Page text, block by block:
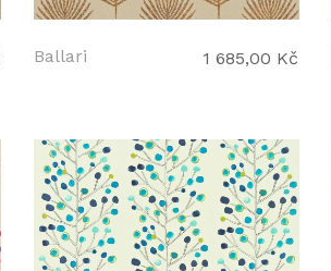
Ballari 1 685,00 Kč